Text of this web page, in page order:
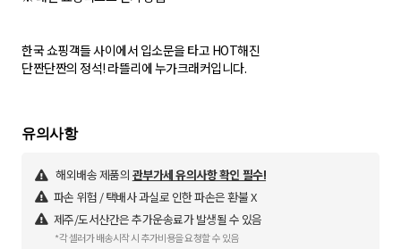
한국 쇼핑객들 사이에서 입소문을 타고 HOT해진
단짠단짠의 정석! 라뜰리에 누가크래커입니다.
유의사항
해외배송 제품의 관부가세 유의사항 확인 필수!
파손 위험 / 택배사 과실로 인한 파손은 환불 X
제주/도서산간은 추가운송료가 발생될 수 있음
*각 셀러가 배송시작 시 추가비용을 요청할 수 있음